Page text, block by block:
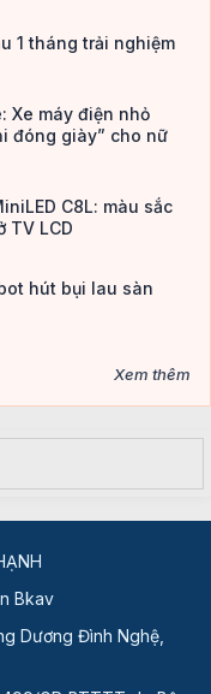
1 tháng trải nghiệm
Xe máy điện nhỏ
đóng giày” cho nữ
C8L: màu sắc
TV LCD
hút bụi lau sàn
Xem thêm
Bkav
Dương Đình Nghệ,